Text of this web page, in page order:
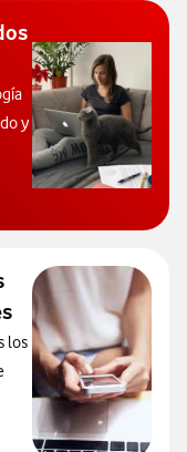
y
los